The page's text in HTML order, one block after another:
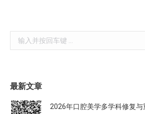
Search:
最新文章
2026年口腔美学多学科修复